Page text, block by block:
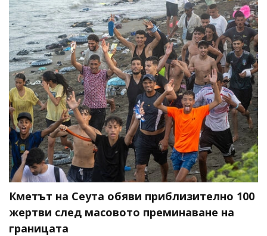
Кметът на Сеута обяви приблизително 100
жертви след масовото преминаване на
границата